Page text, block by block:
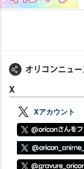
X
Xアカウント